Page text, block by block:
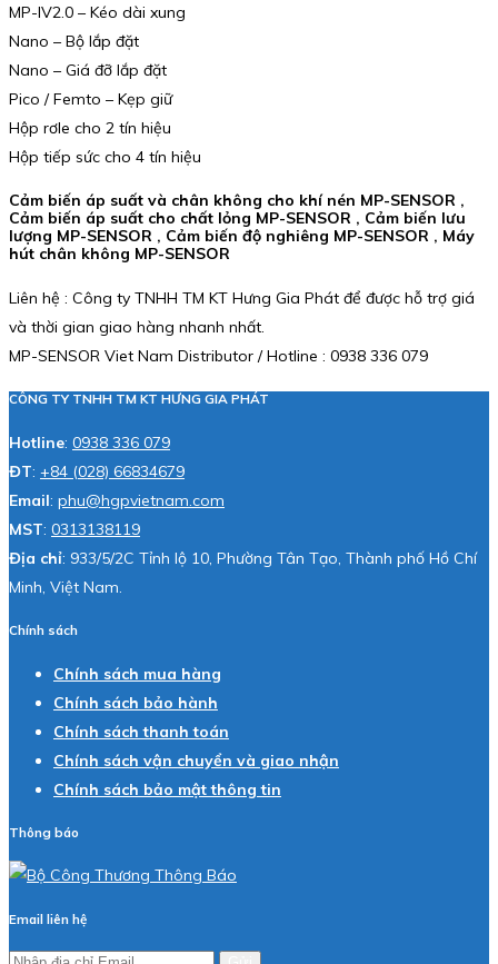
MP-IV2.0 – Kéo dài xung
Nano – Bộ lắp đặt
Nano – Giá đỡ lắp đặt
Pico / Femto – Kẹp giữ
Hộp rơle cho 2 tín hiệu
Hộp tiếp sức cho 4 tín hiệu
Cảm biến áp suất và chân không cho khí nén MP-SENSOR ,
Cảm biến áp suất cho chất lỏng MP-SENSOR , Cảm biến lưu
lượng MP-SENSOR , Cảm biến độ nghiêng MP-SENSOR , Máy
hút chân không MP-SENSOR
Liên hệ : Công ty TNHH TM KT Hưng Gia Phát để được hỗ trợ giá
và thời gian giao hàng nhanh nhất.
MP-SENSOR Viet Nam Distributor / Hotline : 0938 336 079
CÔNG TY TNHH TM KT HƯNG GIA PHÁT
Hotline: 0938 336 079
ĐT: +84 (028) 66834679
Email: phu@hgpvietnam.com
MST: 0313138119
Địa chỉ: 933/5/2C Tỉnh lộ 10, Phường Tân Tạo, Thành phố Hồ Chí
Minh, Việt Nam.
Chính sách
Chính sách mua hàng
Chính sách bảo hành
Chính sách thanh toán
Chính sách vận chuyển và giao nhận
Chính sách bảo mật thông tin
Thông báo
Email liên hệ